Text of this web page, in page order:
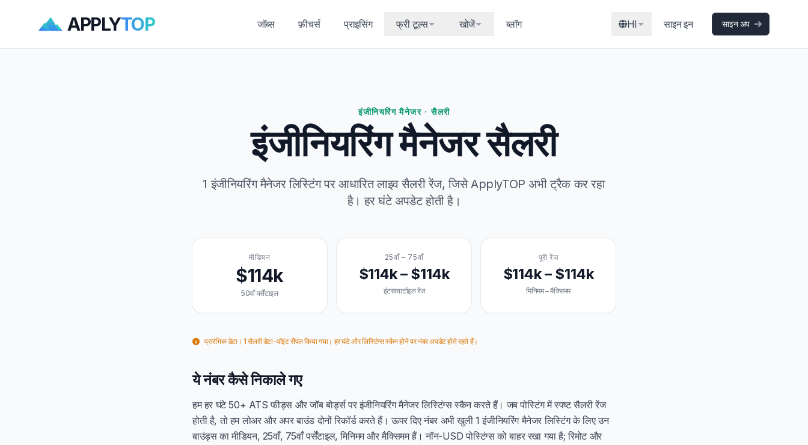
APPLYTOP जॉब्स फ़ीचर्स प्राइसिंग फ्री टूल्स खोजें ब्लॉग HI साइन इन साइन अप
इंजीनियरिंग मैनेजर · सैलरी
इंजीनियरिंग मैनेजर सैलरी
1 इंजीनियरिंग मैनेजर लिस्टिंग पर आधारित लाइव सैलरी रेंज, जिसे ApplyTOP अभी ट्रैक कर रहा
है। हर घंटे अपडेट होती है।
मीडियन
$114k
50वाँ पर्सेंटाइल
25वाँ – 75वाँ
$114k – $114k
इंटरक्वार्टाइल रेंज
पूरी रेंज
$114k – $114k
मिनिमम – मैक्सिमम
प्रारंभिक डेटा। 1 सैलरी डेटा-पॉइंट सैंपल किया गया। हर घंटे और लिस्टिंग्स स्कैन होने पर नंबर अपडेट होते रहते हैं।
ये नंबर कैसे निकाले गए
हम हर घंटे 50+ ATS फीड्स और जॉब बोर्ड्स पर इंजीनियरिंग मैनेजर लिस्टिंग्स स्कैन करते हैं। जब पोस्टिंग में स्पष्ट सैलरी रेंज
होती है, तो हम लोअर और अपर बाउंड दोनों रिकॉर्ड करते हैं। ऊपर दिए नंबर अभी खुली 1 इंजीनियरिंग मैनेजर लिस्टिंग के लिए उन
बाउंड्स का मीडियन, 25वाँ, 75वाँ पर्सेंटाइल, मिनिमम और मैक्सिमम हैं। नॉन-USD पोस्टिंग्स को बाहर रखा गया है; रिमोट और